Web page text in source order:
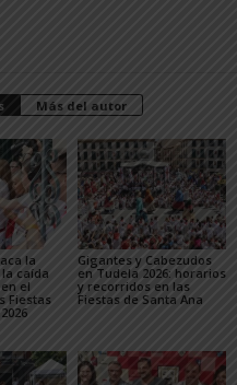
Más del autor
la
caída
el
Fiestas
Gigantes y Cabezudos
en Tudela 2026: horarios
y recorridos en las
Fiestas de Santa Ana